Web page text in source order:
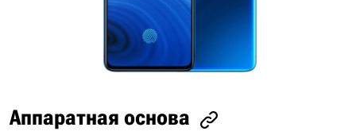
Аппаратная основа